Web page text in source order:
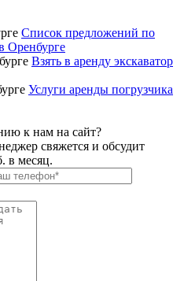
Список предложений по
Оренбурге
Взять в аренду экскаватор
Услуги аренды погрузчика
к нам на сайт?
свяжется и обсудит
в месяц.